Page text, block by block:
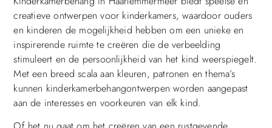
creatieve ontwerpen voor kinderkamers, waardoor ouders
en kinderen de mogelijkheid hebben om een unieke en
inspirerende ruimte te creëren die de verbeelding
stimuleert en de persoonlijkheid van het kind weerspiegelt.
Met een breed scala aan kleuren, patronen en thema’s
kunnen kinderkamerbehangontwerpen worden aangepast
aan de interesses en voorkeuren van elk kind.